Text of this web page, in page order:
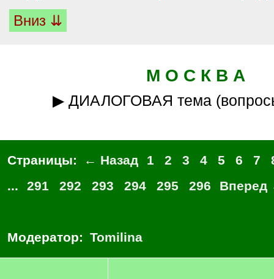
Вниз ⇊
М О С К В А
▶ ДИАЛОГОВАЯ тема
Страницы: ← Назад 1 2 3 4 5 6 7
...
291 292 293 294 295 296 Вперед
Модератор: Tomilina